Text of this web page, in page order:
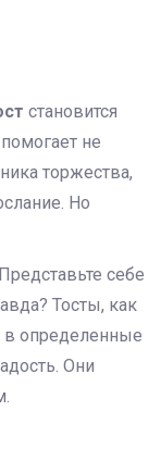
становится
не
торжества,
Но
себе
Тосты, как
в определенные
Они